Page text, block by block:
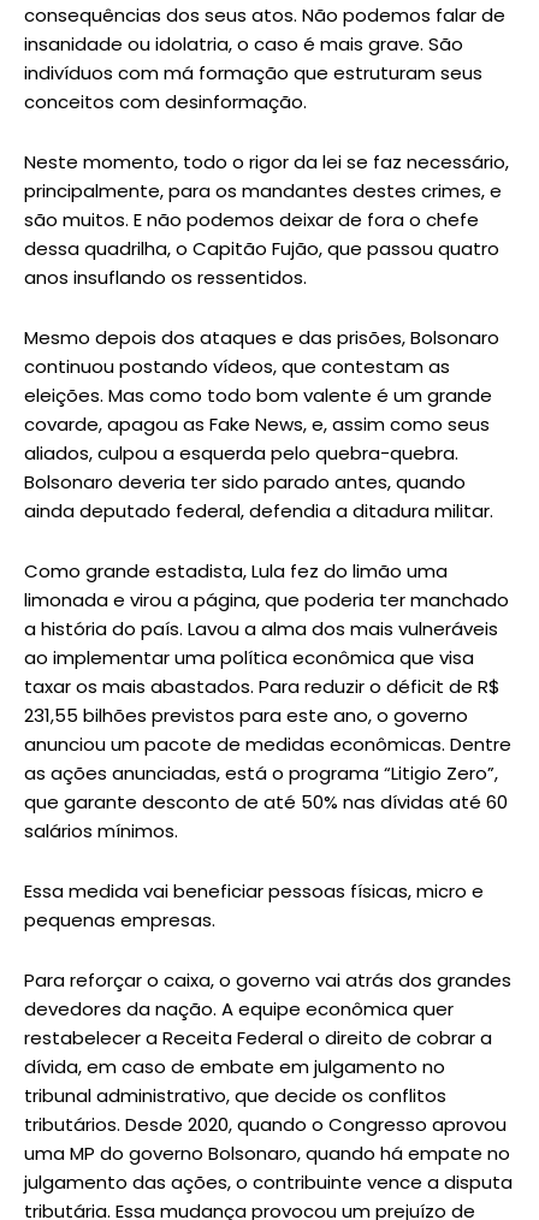
consequências dos seus atos. Não podemos falar de
insanidade ou idolatria, o caso é mais grave. São
indivíduos com má formação que estruturam seus
conceitos com desinformação.
Neste momento, todo o rigor da lei se faz necessário,
principalmente, para os mandantes destes crimes, e
são muitos. E não podemos deixar de fora o chefe
dessa quadrilha, o Capitão Fujão, que passou quatro
anos insuflando os ressentidos.
Mesmo depois dos ataques e das prisões, Bolsonaro
continuou postando vídeos, que contestam as
eleições. Mas como todo bom valente é um grande
covarde, apagou as Fake News, e, assim como seus
aliados, culpou a esquerda pelo quebra-quebra.
Bolsonaro deveria ter sido parado antes, quando
ainda deputado federal, defendia a ditadura militar.
Como grande estadista, Lula fez do limão uma
limonada e virou a página, que poderia ter manchado
a história do país. Lavou a alma dos mais vulneráveis
ao implementar uma política econômica que visa
taxar os mais abastados. Para reduzir o déficit de R$
231,55 bilhões previstos para este ano, o governo
anunciou um pacote de medidas econômicas. Dentre
as ações anunciadas, está o programa “Litigio Zero”,
que garante desconto de até 50% nas dívidas até 60
salários mínimos.
Essa medida vai beneficiar pessoas físicas, micro e
pequenas empresas.
Para reforçar o caixa, o governo vai atrás dos grandes
devedores da nação. A equipe econômica quer
restabelecer a Receita Federal o direito de cobrar a
dívida, em caso de embate em julgamento no
tribunal administrativo, que decide os conflitos
tributários. Desde 2020, quando o Congresso aprovou
uma MP do governo Bolsonaro, quando há empate no
julgamento das ações, o contribuinte vence a disputa
tributária. Essa mudança provocou um prejuízo de